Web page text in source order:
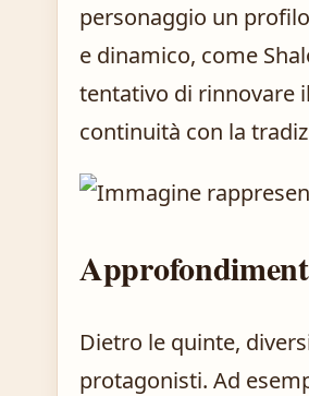
personaggio un
e dinamico, come
tentativo di rinnovare
continuità con la
Dietro le quinte,
protagonisti. Ad